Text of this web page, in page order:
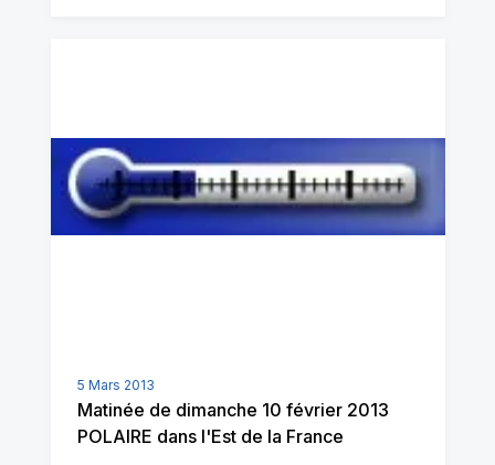
5 Mars 2013
Matinée de dimanche 10 février 2013
POLAIRE dans l'Est de la France